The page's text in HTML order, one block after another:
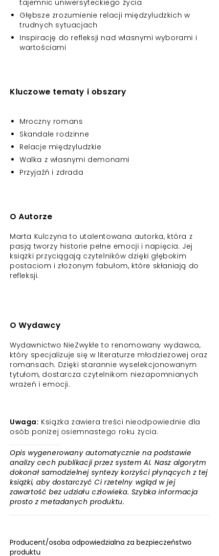
tajemnic uniwersyteckiego życia
Głębsze zrozumienie relacji międzyludzkich w
trudnych sytuacjach
Inspirację do refleksji nad własnymi wyborami i
wartościami
Kluczowe tematy i obszary
Mroczny romans
Skandale rodzinne
Relacje międzyludzkie
Walka z własnymi demonami
Przyjaźń i zdrada
O Autorze
Marta Kulczyna to utalentowana autorka, która z
pasją tworzy historie pełne emocji i napięcia. Jej
książki przyciągają czytelników dzięki głębokim
postaciom i złożonym fabułom, które skłaniają do
refleksji.
O Wydawcy
Wydawnictwo NieZwykłe to renomowany wydawca,
który specjalizuje się w literaturze młodzieżowej oraz
romansach. Dzięki starannie wyselekcjonowanym
tytułom, dostarcza czytelnikom niezapomnianych
wrażeń i emocji.
Uwaga: Książka zawiera treści nieodpowiednie dla
osób poniżej osiemnastego roku życia.
Opis wygenerowany automatycznie na podstawie
analizy cech publikacji przez system AI. Nasz algorytm
dokonał samodzielnej syntezy korzyści płynących z tej
książki, aby dostarczyć Ci rzetelny wgląd w jej
zawartość bez udziału człowieka. Szybka informacja
prosto z metadanych produktu.
Producent/osoba odpowiedzialna za bezpieczeństwo
produktu